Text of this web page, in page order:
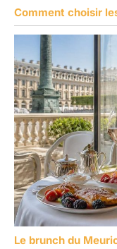
Comment choisir
Le brunch du